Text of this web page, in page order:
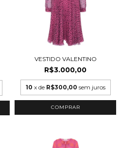
VESTIDO VALENTINO
R$3.000,00
10 x de R$300,00 sem juros
COMPRAR